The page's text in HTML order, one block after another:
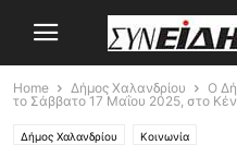
Home Δήμος Χαλανδρίου
Ο
το Σάββατο 17 Μαΐου 2025, στο
Δήμος Χαλανδρίου Κοινωνία